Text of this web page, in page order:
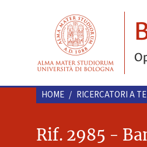
HOME / RICERCATORI A
Rif. 2985 -